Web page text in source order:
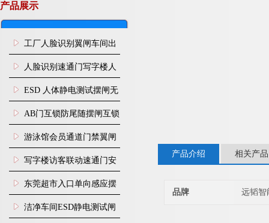
产品展示
工厂人脸识别翼闸车间出
入口人行通道门禁
人脸识别速通门写字楼人
行通道闸门禁设备
ESD 人体静电测试摆闸无
尘车间防静电闸机
AB门互锁防尾随摆闸互锁
闸机
游泳馆会员通道门禁翼闸
写字楼访客联动速通门安
装
东莞超市入口单向感应摆
闸安装
洁净车间ESD静电测试闸
产品介绍 相关产品
品牌 远韬智